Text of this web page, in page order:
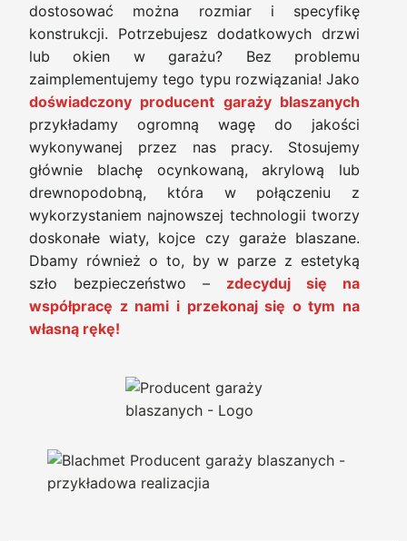
dostosować można rozmiar i specyfikę
konstrukcji. Potrzebujesz dodatkowych drzwi
lub okien w garażu? Bez problemu
zaimplementujemy tego typu rozwiązania! Jako
doświadczony producent garaży blaszanych
przykładamy ogromną wagę do jakości
wykonywanej przez nas pracy. Stosujemy
głównie blachę ocynkowaną, akrylową lub
drewnopodobną, która w połączeniu z
wykorzystaniem najnowszej technologii tworzy
doskonałe wiaty, kojce czy garaże blaszane.
Dbamy również o to, by w parze z estetyką
szło bezpieczeństwo – zdecyduj się na
współpracę z nami i przekonaj się o tym na
własną rękę!